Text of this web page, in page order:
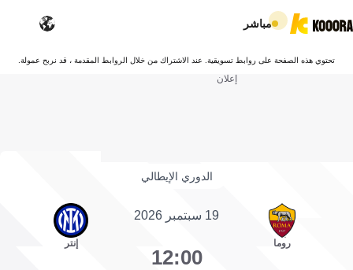
مباشر
تحتوي هذه الصفحة على روابط تسويقية. عند الاشتراك من خلال الروابط المقدمة ، قد نربح عمولة.
إعلان
الدوري الإيطالي
روما
19 سبتمبر 2026
12:00
إنتر